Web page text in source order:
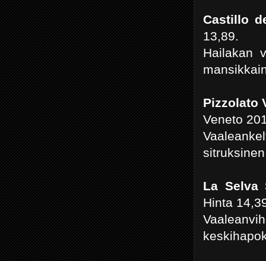
Castillo
13,89.
Hailakan
Pizzolato
Veneto
La Selva
Hinta